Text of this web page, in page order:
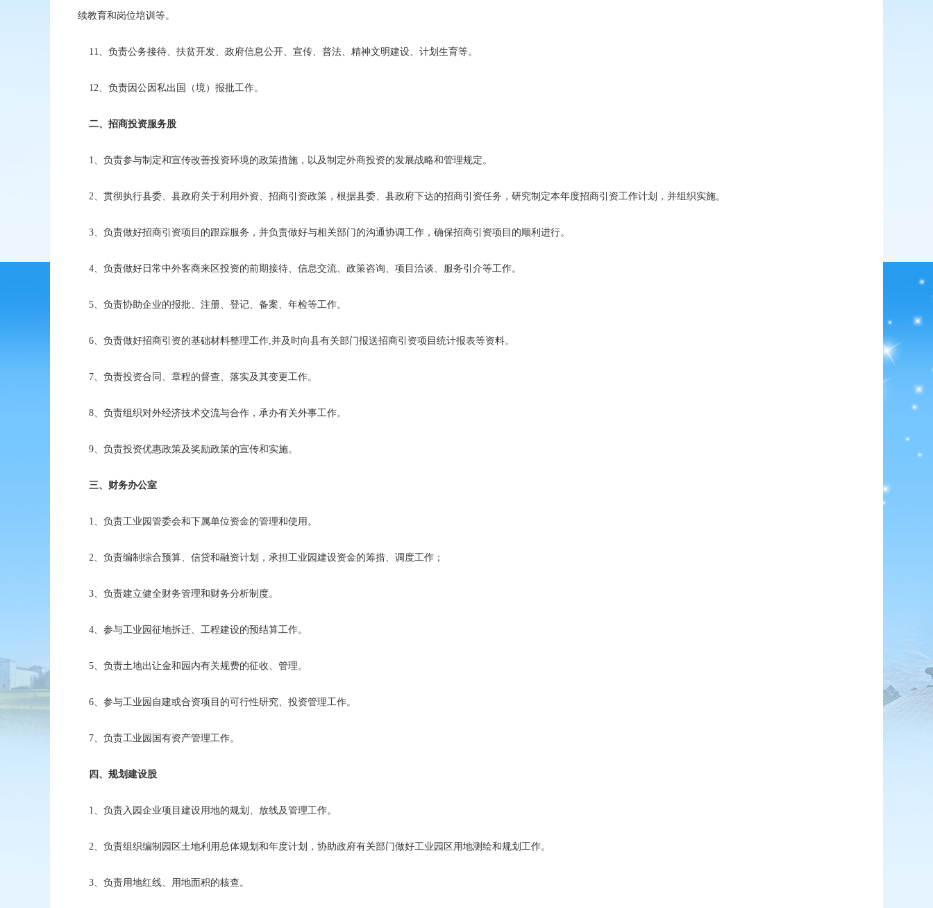
续教育和岗位培训等。
11、负责公务接待、扶贫开发、政府信息公开、宣传、普法、精神文明建设、计划生育等。
12、负责因公因私出国（境）报批工作。
二、招商投资服务股
1、负责参与制定和宣传改善投资环境的政策措施，以及制定外商投资的发展战略和管理规定。
2、贯彻执行县委、县政府关于利用外资、招商引资政策，根据县委、县政府下达的招商引资任务，研究制定本年度招商引资工作计划，并组织实施。
3、负责做好招商引资项目的跟踪服务，并负责做好与相关部门的沟通协调工作，确保招商引资项目的顺利进行。
4、负责做好日常中外客商来区投资的前期接待、信息交流、政策咨询、项目洽谈、服务引介等工作。
5、负责协助企业的报批、注册、登记、备案、年检等工作。
6、负责做好招商引资的基础材料整理工作,并及时向县有关部门报送招商引资项目统计报表等资料。
7、负责投资合同、章程的督查、落实及其变更工作。
8、负责组织对外经济技术交流与合作，承办有关外事工作。
9、负责投资优惠政策及奖励政策的宣传和实施。
三、财务办公室
1、负责工业园管委会和下属单位资金的管理和使用。
2、负责编制综合预算、信贷和融资计划，承担工业园建设资金的筹措、调度工作；
3、负责建立健全财务管理和财务分析制度。
4、参与工业园征地拆迁、工程建设的预结算工作。
5、负责土地出让金和园内有关规费的征收、管理。
6、参与工业园自建或合资项目的可行性研究、投资管理工作。
7、负责工业园国有资产管理工作。
四、规划建设股
1、负责入园企业项目建设用地的规划、放线及管理工作。
2、负责组织编制园区土地利用总体规划和年度计划，协助政府有关部门做好工业园区用地测绘和规划工作。
3、负责用地红线、用地面积的核查。